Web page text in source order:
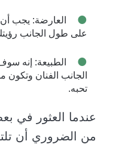
العارضة: يجب
على طول الجانب
الطبيعة: إنه
الجانب الفنان
تحبه.
عندما العثور في
من الضروري أن